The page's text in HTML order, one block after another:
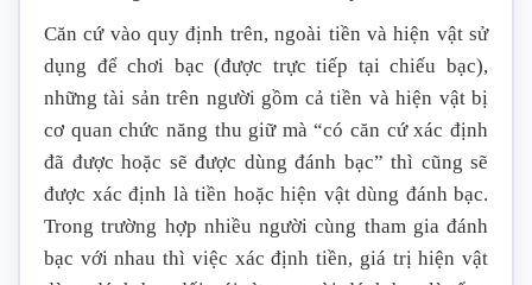
Căn cứ vào quy định trên, ngoài tiền và hiện vật sử
dụng để chơi bạc (được trực tiếp tại chiếu bạc),
những tài sản trên người gồm cả tiền và hiện vật bị
cơ quan chức năng thu giữ mà “có căn cứ xác định
đã được hoặc sẽ được dùng đánh bạc” thì cũng sẽ
được xác định là tiền hoặc hiện vật dùng đánh bạc.
Trong trường hợp nhiều người cùng tham gia đánh
bạc với nhau thì việc xác định tiền, giá trị hiện vật